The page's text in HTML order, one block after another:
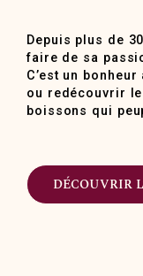
Depuis plus de
faire de sa
C’est un
ou redécouvrir
boissons qui
DÉCOUVRIR